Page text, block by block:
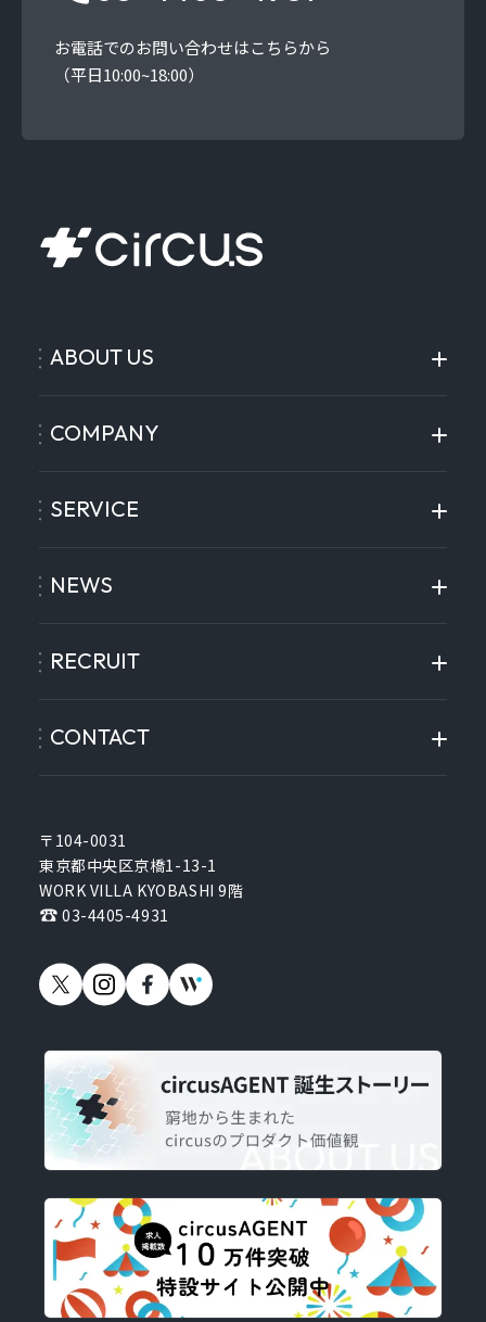
お電話でのお問い合わせはこちらから
（平日10:00~18:00）
〒104-0031
東京都中央区京橋1-13-1
WORK VILLA KYOBASHI 9階
03-4405-4931
ABOUT US
COMPANY
SERVICE
NEWS
RECRUIT
CONTACT